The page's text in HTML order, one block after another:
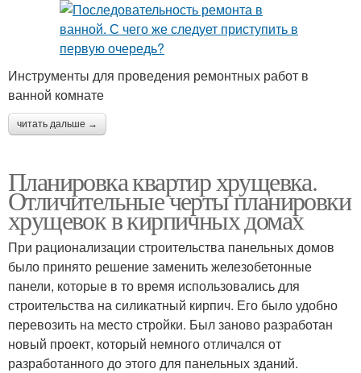
Инструменты для проведения ремонтных работ в
ванной комнате
читать дальше →
Планировка квартир хрущевка.
Отличительные черты планировки
хрущевок в кирпичных домах
При рационализации строительства панельных домов
было принято решение заменить железобетонные
панели, которые в то время использовались для
строительства на силикатный кирпич. Его было удобно
перевозить на место стройки. Был заново разработан
новый проект, который немного отличался от
разработанного до этого для панельных зданий.